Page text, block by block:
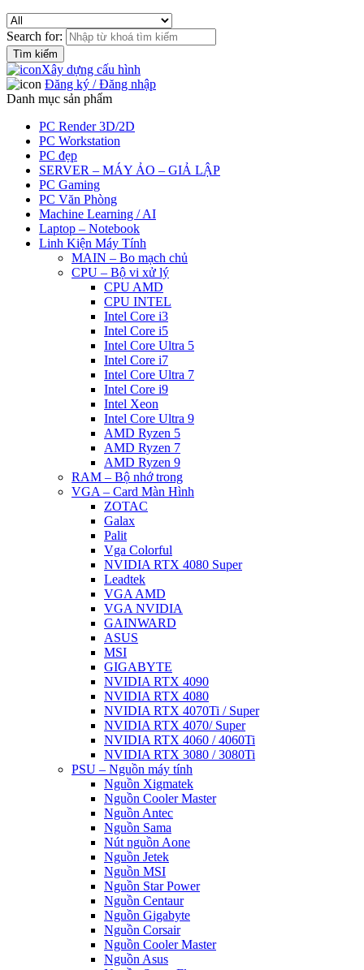
Search for:
Xây dựng cấu hình
Đăng ký / Đăng nhập
Danh mục sản phẩm
PC Render 3D/2D
PC Workstation
PC đẹp
SERVER – MÁY ẢO – GIẢ LẬP
PC Gaming
PC Văn Phòng
Machine Learning / AI
Laptop – Notebook
Linh Kiện Máy Tính
MAIN – Bo mạch chủ
CPU – Bộ vi xử lý
CPU AMD
CPU INTEL
Intel Core i3
Intel Core i5
Intel Core Ultra 5
Intel Core i7
Intel Core Ultra 7
Intel Core i9
Intel Xeon
Intel Core Ultra 9
AMD Ryzen 5
AMD Ryzen 7
AMD Ryzen 9
RAM – Bộ nhớ trong
VGA – Card Màn Hình
ZOTAC
Galax
Palit
Vga Colorful
NVIDIA RTX 4080 Super
Leadtek
VGA AMD
VGA NVIDIA
GAINWARD
ASUS
MSI
GIGABYTE
NVIDIA RTX 4090
NVIDIA RTX 4080
NVIDIA RTX 4070Ti / Super
NVIDIA RTX 4070/ Super
NVIDIA RTX 4060 / 4060Ti
NVIDIA RTX 3080 / 3080Ti
PSU – Nguồn máy tính
Nguồn Xigmatek
Nguồn Cooler Master
Nguồn Antec
Nguồn Sama
Nút nguồn Aone
Nguồn Jetek
Nguồn MSI
Nguồn Star Power
Nguồn Centaur
Nguồn Gigabyte
Nguồn Corsair
Nguồn Cooler Master
Nguồn Asus